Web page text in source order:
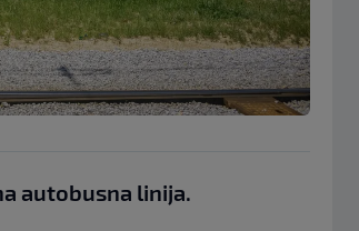
autobusna linija.